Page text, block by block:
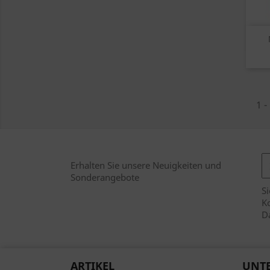
1
Erhalten Sie unsere Neuigkeiten und
Sonderangebote
ARTIKEL